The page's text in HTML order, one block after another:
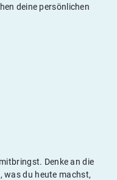
deine persönlichen
Denke an die
was du heute machst,